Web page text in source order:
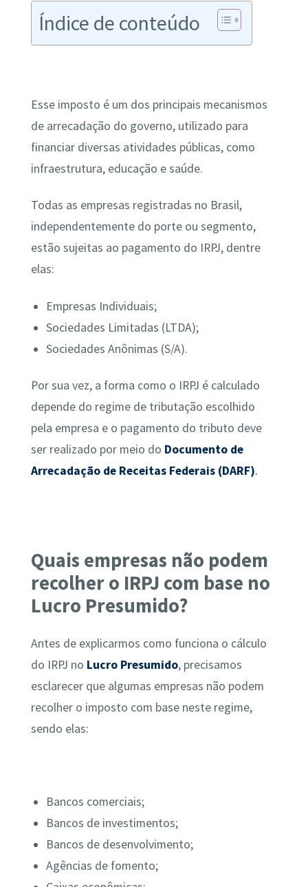
Índice de conteúdo
Esse imposto é um dos principais mecanismos
de arrecadação do governo, utilizado para
financiar diversas atividades públicas, como
infraestrutura, educação e saúde.
Todas as empresas registradas no Brasil,
independentemente do porte ou segmento,
estão sujeitas ao pagamento do IRPJ, dentre
elas:
Empresas Individuais;
Sociedades Limitadas (LTDA);
Sociedades Anônimas (S/A).
Por sua vez, a forma como o IRPJ é calculado
depende do regime de tributação escolhido
pela empresa e o pagamento do tributo deve
ser realizado por meio do Documento de
Arrecadação de Receitas Federais (DARF).
Quais empresas não podem
recolher o IRPJ com base no
Lucro Presumido?
Antes de explicarmos como funciona o cálculo
do IRPJ no Lucro Presumido, precisamos
esclarecer que algumas empresas não podem
recolher o imposto com base neste regime,
sendo elas:
Bancos comerciais;
Bancos de investimentos;
Bancos de desenvolvimento;
Agências de fomento;